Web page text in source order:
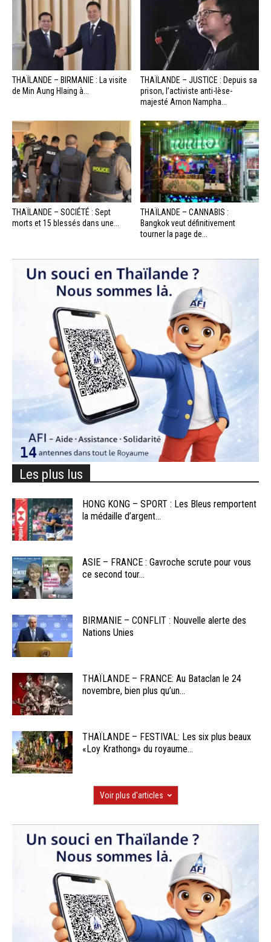
THAÏLANDE – BIRMANIE : La visite
de Min Aung Hlaing à...
THAÏLANDE – JUSTICE : Depuis sa
prison, l’activiste anti-lèse-
majesté Arnon Nampha...
THAÏLANDE – SOCIÉTÉ : Sept
morts et 15 blessés dans une...
THAÏLANDE – CANNABIS :
Bangkok veut définitivement
tourner la page de...
Les plus lus
HONG KONG – SPORT : Les Bleus remportent
la médaille d’argent...
ASIE – FRANCE : Gavroche scrute pour vous
ce second tour...
BIRMANIE – CONFLIT : Nouvelle alerte des
Nations Unies
THAÏLANDE – FRANCE: Au Bataclan le 24
novembre, bien plus qu’un...
THAÏLANDE – FESTIVAL: Les six plus beaux
«Loy Krathong» du royaume...
Voir plus d'articles